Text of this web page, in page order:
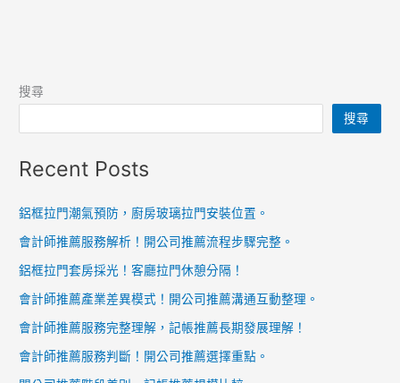
搜尋
搜尋
Recent Posts
鋁框拉門潮氣預防，廚房玻璃拉門安裝位置。
會計師推薦服務解析！開公司推薦流程步驟完整。
鋁框拉門套房採光！客廳拉門休憩分隔！
會計師推薦產業差異模式！開公司推薦溝通互動整理。
會計師推薦服務完整理解，記帳推薦長期發展理解！
會計師推薦服務判斷！開公司推薦選擇重點。